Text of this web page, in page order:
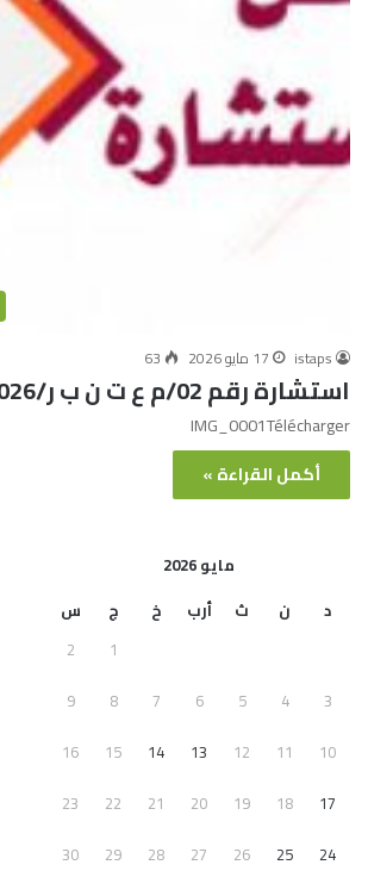
istaps 17 مايو 2026 63
استشارة رقم 02/م ع ت ن ب ر/2026
IMG_0001Télécharger
أكمل القراءة »
مايو 2026
د
ن ث أرب خ ج
س
1
2
3
4
5
6
7
8
9
10
11
12
13
14
15
16
17
18
19
20
21
22
23
24
25
26
27
28
29
30